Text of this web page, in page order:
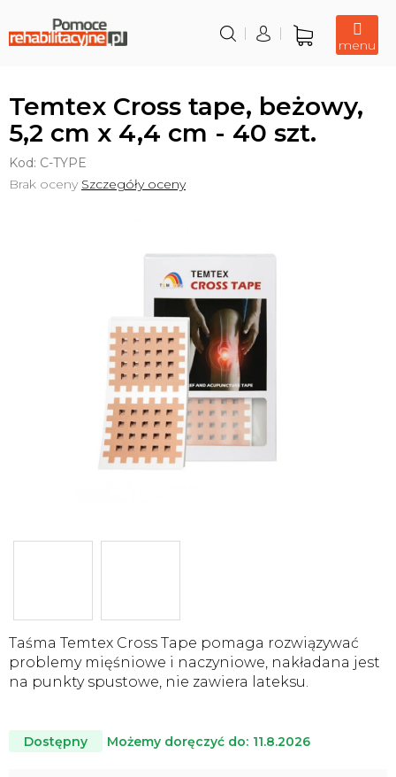
treści
Koszyk
Temtex Cross tape, beżowy,
5,2 cm x 4,4 cm - 40 szt.
Kod: C-TYPE
Średnia
Brak oceny Szczegóły oceny
Dostępny Możemy doręczyć do: 11.8.2026
Taśma Temtex Cross Tape pomaga rozwiązywać
problemy mięśniowe i naczyniowe, nakładana jest
na punkty spustowe, nie zawiera lateksu.